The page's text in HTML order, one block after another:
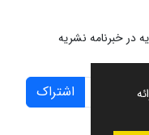
در خبرنامه نشریه
اشتراک